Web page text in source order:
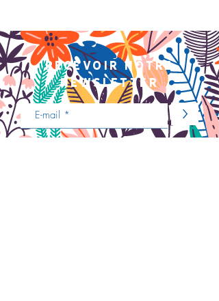
recevoir notre
newsletter
>